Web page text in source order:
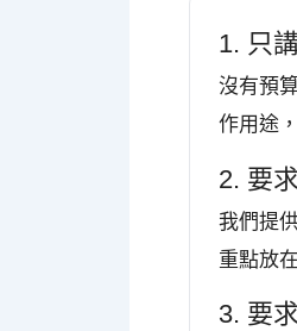
1. 只
沒有預
作用途
2. 要
我們提
重點放
3. 要